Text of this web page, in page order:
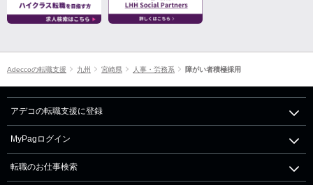
Adeccoの転職支援 九州 宮崎県 人事・労務系 障がい者積極採用
アデコの転職支援に登録
MyPagログイン
転職のお仕事検索